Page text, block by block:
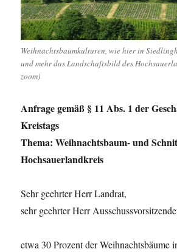
Weihnachtsbaumkulturen, wie hier in
und mehr das Landschaftsbild des
zoom)
Anfrage gemäß § 11 Abs. 1 der
Kreistags
Thema: Weihnachtsbaum- und
Hochsauerlandkreis
Sehr geehrter Herr Landrat,
sehr geehrter Herr
etwa 30 Prozent der Weihnachtsbäume